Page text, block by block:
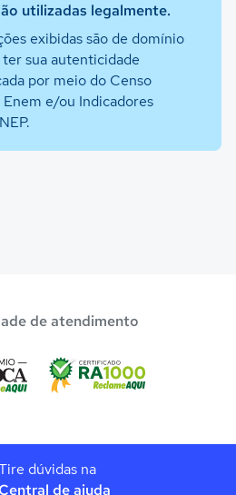
utilizadas legalmente.
exibidas são de domínio
sua autenticidade
por meio do Censo
e/ou Indicadores
de atendimento
dúvidas na
de ajuda